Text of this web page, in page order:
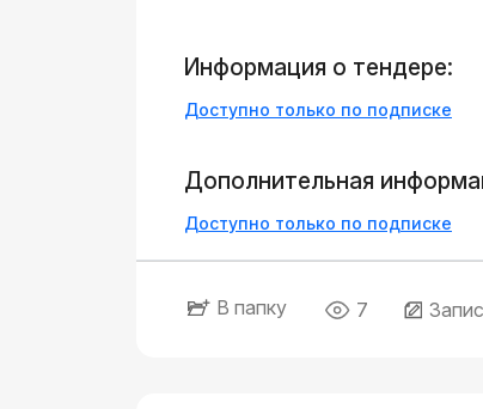
Информация о тендере:
Доступно только по подписке
Дополнительная
Доступно только по подписке
В папку 7